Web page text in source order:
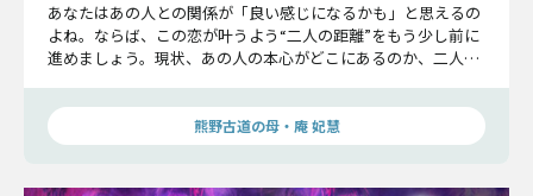
あなたはあの人との関係が「良い感じになるかも」と思えるの
よね。ならば、この恋が叶うよう“二人の距離”をもう少し前に
進めましょう。現状、あの人の本心がどこにあるのか、二人に
熊野古道の母・庵 妃慧